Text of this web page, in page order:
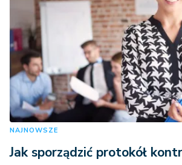
NAJNOWSZE
Jak sporządzić protokół